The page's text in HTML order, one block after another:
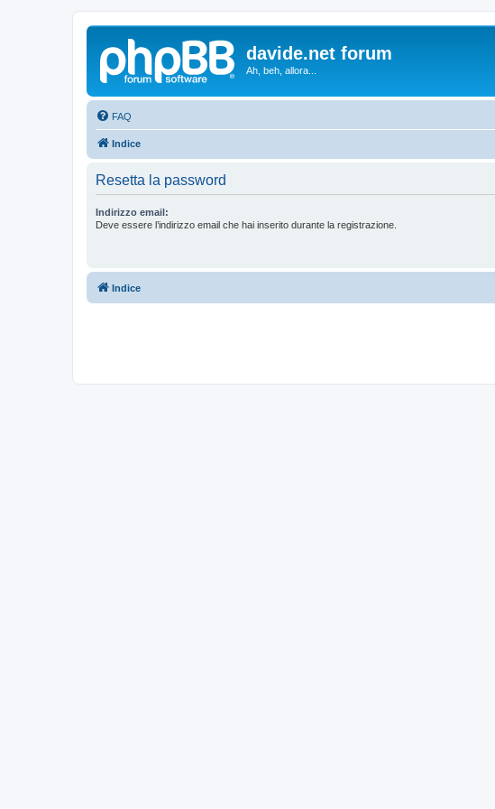
davide.net forum
Ah, beh, allora...
FAQ
Indice
Resetta la password
Indirizzo email:
Deve essere l’indirizzo email che hai inserito durante la registrazione.
Indice